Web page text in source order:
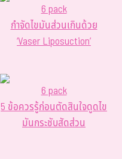
6 pack
กำจัดไขมันส่วนเกินด้วย
‘Vaser Liposuction’
6 pack
5 ข้อควรรู้ก่อนตัดสินใจดูดไข
มันกระชับสัดส่วน